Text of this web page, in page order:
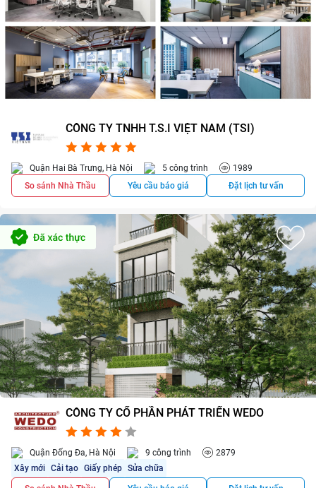
CÔNG TY TNHH T.S.I VIỆT NAM (TSI)
Quận Hai Bà Trưng, Hà Nội 5 công trình
1989
So sánh Nhà Thầu
Yêu cầu báo giá Đặt lịch tư vấn
CÔNG TY CỔ PHẦN PHÁT TRIỂN WEDO
Quận Đống Đa, Hà Nội 9 công trình
2879
Xây mới Cải tạo Giấy phép Sửa chữa